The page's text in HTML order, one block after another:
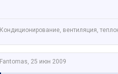
Кондиционирование, вентиляция,
Fantomas, 25 июн 2009